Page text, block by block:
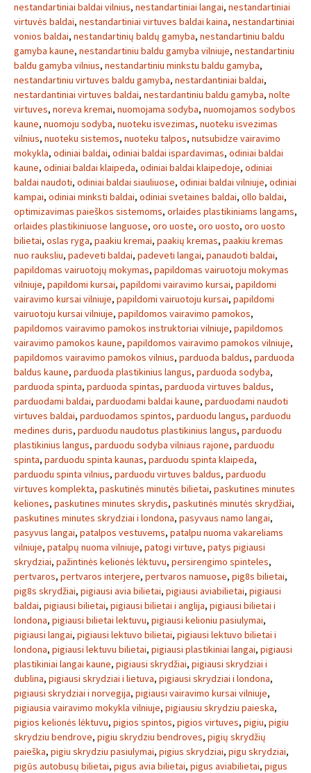
nestandartiniai baldai vilnius, nestandartiniai langai, nestandartiniai
virtuvės baldai, nestandartiniai virtuves baldai kaina, nestandartiniai
vonios baldai, nestandartinių baldų gamyba, nestandartiniu baldu
gamyba kaune, nestandartiniu baldu gamyba vilniuje, nestandartiniu
baldu gamyba vilnius, nestandartiniu minkstu baldu gamyba,
nestandartiniu virtuves baldu gamyba, nestardantiniai baldai,
nestardantiniai virtuves baldai, nestardantiniu baldu gamyba, nolte
virtuves, noreva kremai, nuomojama sodyba, nuomojamos sodybos
kaune, nuomoju sodyba, nuoteku isvezimas, nuoteku isvezimas
vilnius, nuoteku sistemos, nuoteku talpos, nutsubidze vairavimo
mokykla, odiniai baldai, odiniai baldai ispardavimas, odiniai baldai
kaune, odiniai baldai klaipeda, odiniai baldai klaipedoje, odiniai
baldai naudoti, odiniai baldai siauliuose, odiniai baldai vilniuje, odiniai
kampai, odiniai minksti baldai, odiniai svetaines baldai, ollo baldai,
optimizavimas paieškos sistemoms, orlaides plastikiniams langams,
orlaides plastikiniuose languose, oro uoste, oro uosto, oro uosto
bilietai, oslas ryga, paakiu kremai, paakių kremas, paakiu kremas
nuo rauksliu, padeveti baldai, padeveti langai, panaudoti baldai,
papildomas vairuotojų mokymas, papildomas vairuotoju mokymas
vilniuje, papildomi kursai, papildomi vairavimo kursai, papildomi
vairavimo kursai vilniuje, papildomi vairuotoju kursai, papildomi
vairuotoju kursai vilniuje, papildomos vairavimo pamokos,
papildomos vairavimo pamokos instruktoriai vilniuje, papildomos
vairavimo pamokos kaune, papildomos vairavimo pamokos vilniuje,
papildomos vairavimo pamokos vilnius, parduoda baldus, parduoda
baldus kaune, parduoda plastikinius langus, parduoda sodyba,
parduoda spinta, parduoda spintas, parduoda virtuves baldus,
parduodami baldai, parduodami baldai kaune, parduodami naudoti
virtuves baldai, parduodamos spintos, parduodu langus, parduodu
medines duris, parduodu naudotus plastikinius langus, parduodu
plastikinius langus, parduodu sodyba vilniaus rajone, parduodu
spinta, parduodu spinta kaunas, parduodu spinta klaipeda,
parduodu spinta vilnius, parduodu virtuves baldus, parduodu
virtuves komplekta, paskutinės minutės bilietai, paskutines minutes
keliones, paskutines minutes skrydis, paskutinės minutės skrydžiai,
paskutines minutes skrydziai i londona, pasyvaus namo langai,
pasyvus langai, patalpos vestuvems, patalpu nuoma vakareliams
vilniuje, patalpų nuoma vilniuje, patogi virtuve, patys pigiausi
skrydziai, pažintinės kelionės lėktuvu, persirengimo spinteles,
pertvaros, pertvaros interjere, pertvaros namuose, pig8s bilietai,
pig8s skrydžiai, pigiausi avia bilietai, pigiausi aviabilietai, pigiausi
baldai, pigiausi bilietai, pigiausi bilietai i anglija, pigiausi bilietai i
londona, pigiausi bilietai lektuvu, pigiausi kelioniu pasiulymai,
pigiausi langai, pigiausi lektuvo bilietai, pigiausi lektuvo bilietai i
londona, pigiausi lektuvu bilietai, pigiausi plastikiniai langai, pigiausi
plastikiniai langai kaune, pigiausi skrydžiai, pigiausi skrydziai i
dublina, pigiausi skrydziai i lietuva, pigiausi skrydziai i londona,
pigiausi skrydziai i norvegija, pigiausi vairavimo kursai vilniuje,
pigiausia vairavimo mokykla vilniuje, pigiausiu skrydziu paieska,
pigios kelionės lėktuvu, pigios spintos, pigios virtuves, pigiu, pigiu
skrydziu bendrove, pigiu skrydziu bendroves, pigių skrydžių
paieška, pigiu skrydziu pasiulymai, pigius skrydziai, pigu skrydziai,
pigūs autobusų bilietai, pigus avia bilietai, pigus aviabilietai, pigus